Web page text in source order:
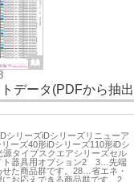
データ(PDFから抽
シリーズiDシリーズリニューア
ーズ40形iDシリーズ110形iDシ
タイプスクエアシリーズセル
ト器具用オプション2 3…先端
た商品群です。28…省エネ・
にお応えできる商品群です。2